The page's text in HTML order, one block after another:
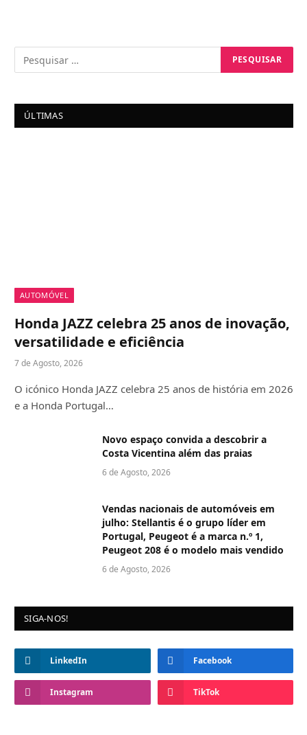
ÚLTIMAS
AUTOMÓVEL
Honda JAZZ celebra 25 anos de inovação,
versatilidade e eficiência
7 de Agosto, 2026
O icónico Honda JAZZ celebra 25 anos de história em 2026
e a Honda Portugal…
Novo espaço convida a descobrir a
Costa Vicentina além das praias
6 de Agosto, 2026
Vendas nacionais de automóveis em
julho: Stellantis é o grupo líder em
Portugal, Peugeot é a marca n.º 1,
Peugeot 208 é o modelo mais vendido
6 de Agosto, 2026
SIGA-NOS!
LinkedIn Facebook
Instagram TikTok